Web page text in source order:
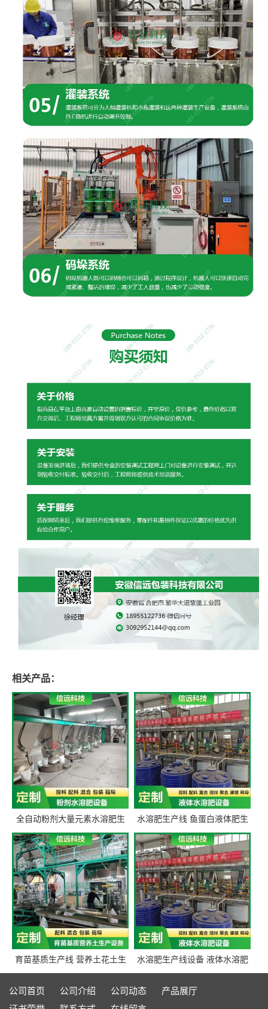
相关产品：
全自动粉剂大量元素水溶肥生
产设备 信远科技肥料生产设备
源头厂家
水溶肥生产线 鱼蛋白液体肥生
产设备 氨基酸液态肥全套设备
育苗基质生产线 营养土花土生
产线 有机肥生产线设备
水溶肥生产线设备 液体水溶肥
生产线 桶装液体水溶肥生产线
设备
公司首页 公司介绍 公司动态
产品展厅